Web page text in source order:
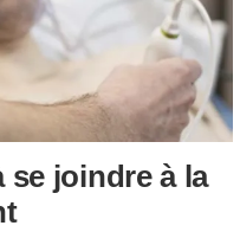
se joindre à la